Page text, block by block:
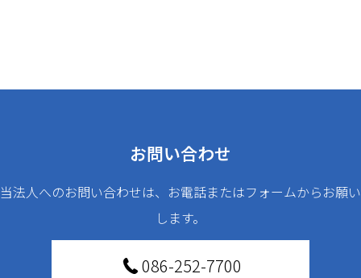
お問い合わせ
当法人へのお問い合わせは、お電話またはフォームからお願い
します。
086-252-7700